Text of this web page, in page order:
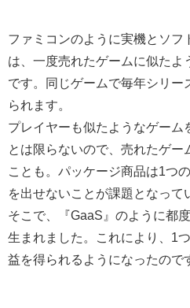
ファミコンのように実機とソフ
は、一度売れたゲームに似たよ
です。同じゲームで毎年シリー
られます。
プレイヤーも似たようなゲーム
とは限らないので、売れたゲー
ことも。パッケージ商品は1つ
を出せないことが課題となって
そこで、『GaaS』のように都
生まれました。これにより、1
益を得られるようになったので